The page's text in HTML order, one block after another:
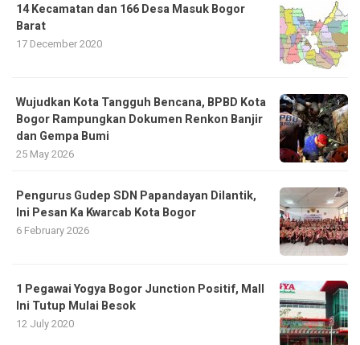
14 Kecamatan dan 166 Desa Masuk Bogor
Barat
17 December 2020
​Wujudkan Kota Tangguh Bencana, BPBD Kota
Bogor Rampungkan Dokumen Renkon Banjir
dan Gempa Bumi
25 May 2026
Pengurus Gudep SDN Papandayan Dilantik,
Ini Pesan Ka Kwarcab Kota Bogor
6 February 2026
1 Pegawai Yogya Bogor Junction Positif, Mall
Ini Tutup Mulai Besok
12 July 2020